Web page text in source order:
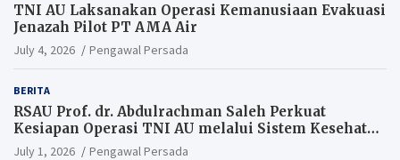
TNI AU Laksanakan Operasi Kemanusiaan Evakuasi
Jenazah Pilot PT AMA Air
July 4, 2026 Pengawal Persada
BERITA
RSAU Prof. dr. Abdulrachman Saleh Perkuat
Kesiapan Operasi TNI AU melalui Sistem Kesehatan
Andal
July 1, 2026 Pengawal Persada